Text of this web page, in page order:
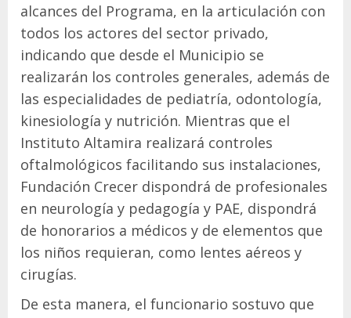
alcances del Programa, en la articulación con
todos los actores del sector privado,
indicando que desde el Municipio se
realizarán los controles generales, además de
las especialidades de pediatría, odontología,
kinesiología y nutrición. Mientras que el
Instituto Altamira realizará controles
oftalmológicos facilitando sus instalaciones,
Fundación Crecer dispondrá de profesionales
en neurología y pedagogía y PAE, dispondrá
de honorarios a médicos y de elementos que
los niños requieran, como lentes aéreos y
cirugías.
De esta manera, el funcionario sostuvo que